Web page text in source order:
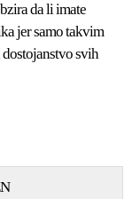
da li imate
jer samo takvim
svih